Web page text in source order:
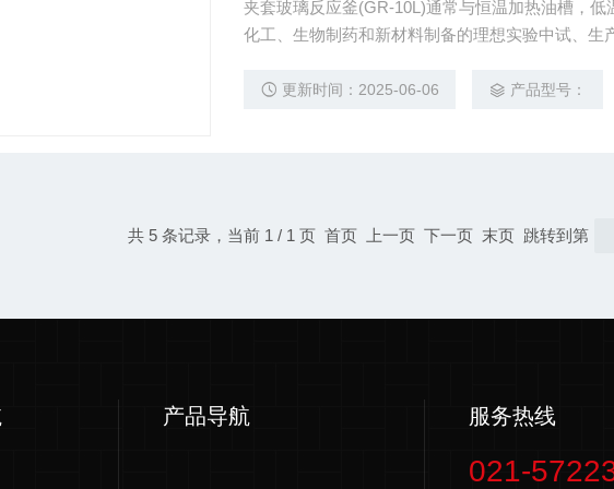
夹套玻璃反应釜(GR-10L)通常与恒温加热油槽，
化工、生物制药和新材料制备的理想实验中试、生
更新时间：2025-06-06 产品型号：
共 5 条记录，当前 1 / 1 页 首页 上一页 下一页 末页 跳转到第
产品导航 服务热线
021-